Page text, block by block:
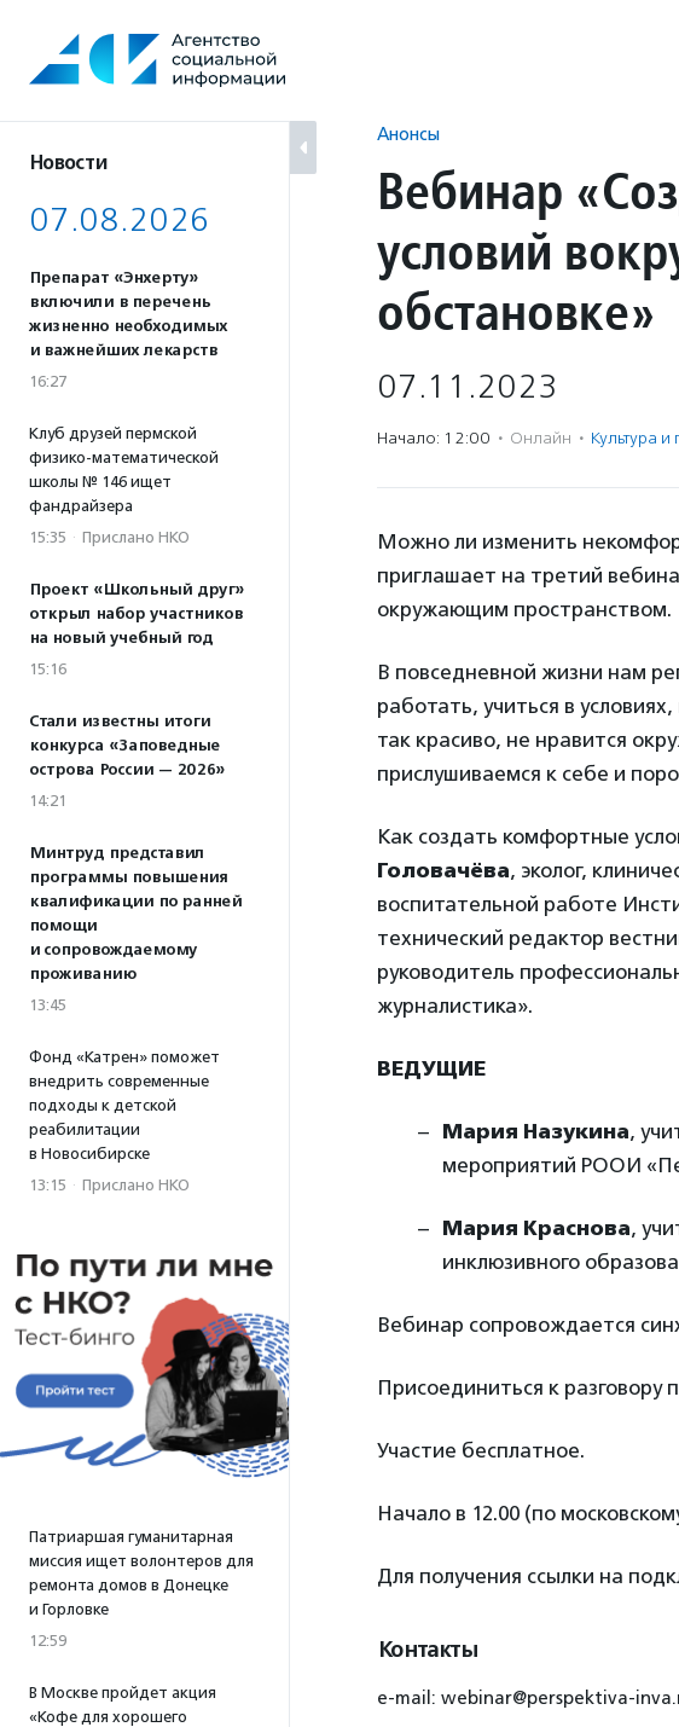
содержанию
Новости
07.08.2026
Препарат «Энхерту»
включили в перечень
жизненно необходимых
и важнейших лекарств
16:27
Клуб друзей пермской
физико-математической
школы № 146 ищет
фандрайзера
15:35 · Прислано НКО
Проект «Школьный друг»
открыл набор участников
на новый учебный год
15:16
Стали известны итоги
конкурса «Заповедные
острова России — 2026»
14:21
Минтруд представил
программы повышения
квалификации по ранней
помощи
и сопровождаемому
проживанию
13:45
Фонд «Катрен» поможет
внедрить современные
подходы к детской
реабилитации
в Новосибирске
13:15 · Прислано НКО
Патриаршая гуманитарная
миссия ищет волонтеров для
ремонта домов в Донецке
и Горловке
12:59
В Москве пройдет акция
«Кофе для хорошего
Анонсы
Вебинар
условий
обстановке»
07.11.2023
Начало: 12:00 · Онлайн · Культура
Можно ли изменить
приглашает на третий
окружающим пространством.
В повседневной жизни нам
работать, учиться в
так красиво, не нравится
прислушиваемся к себе и
Как создать комфортные
Головачёва, эколог,
воспитательной работе
технический редактор
руководитель
журналистика».
ВЕДУЩИЕ
Мария Назукина,
мероприятий РООИ
Мария Краснова,
инклюзивного
Вебинар сопровождается
Присоединиться к разговору
Участие бесплатное.
Начало в 12.00 (по
Для получения ссылки на
Контакты
e-mail: webinar@perspektiva-